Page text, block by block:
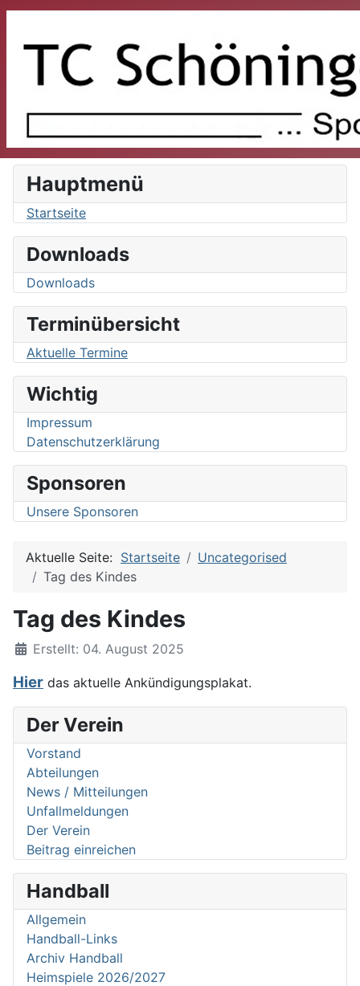
Hauptmenü
Startseite
Downloads
Downloads
Terminübersicht
Aktuelle Termine
Wichtig
Impressum
Datenschutzerklärung
Sponsoren
Unsere Sponsoren
Der Verein
Vorstand
Abteilungen
News / Mitteilungen
Unfallmeldungen
Der Verein
Beitrag einreichen
Handball
Allgemein
Handball-Links
Archiv Handball
Heimspiele 2026/2027
Aktuelle Seite: Startseite
Uncategorised
Tag des Kindes
Tag des Kindes
DetailsErstellt: 04. August 2025
Hier das aktuelle Ankündigungsplakat.